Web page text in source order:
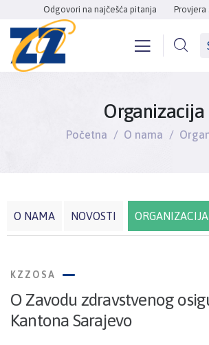
Odgovori na najčešća pitanja Provjera
Organizacija
Početna O nama
O NAMA NOVOSTI ORGANIZACIJA
KZZOSA
O Zavodu zdravstvenog
Kantona Sarajevo